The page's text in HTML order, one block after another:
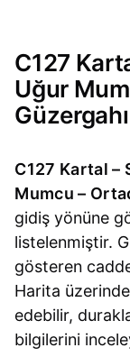
C127
Uğur
Güzergahı
C127 Kartal –
Mumcu –
gidiş yönüne
listelenmiştir.
gösteren
Harita
edebilir,
bilgilerini